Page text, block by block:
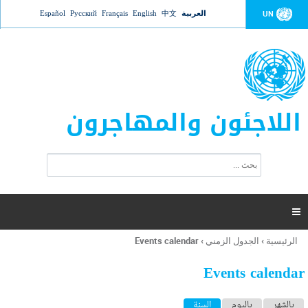
Jump to navigation UN العربية 中文
English
Français
Русский
Español
اللاجئون والمهاجرون
ت
ر
ل
ح
ب

أنت
هنا
الرئيسية › الجدول الزمني ›
Events calendar
Events calendar